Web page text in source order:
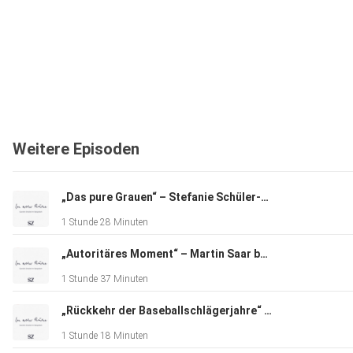
Weitere Episoden
„Das pure Grauen“ – Stefanie Schüler-Springorum bei Carolin Emcke über Unterdrückung in der Nachkriegsgesellschaft
1 Stunde 28 Minuten
„Autoritäres Moment“ – Martin Saar bei Carolin Emcke über die ausgehöhlte US-Demokratie
1 Stunde 37 Minuten
„Rückkehr der Baseballschlägerjahre“ – Marco Wanderwitz bei Carolin Emcke über den Wahlerfolg der AfD
1 Stunde 18 Minuten